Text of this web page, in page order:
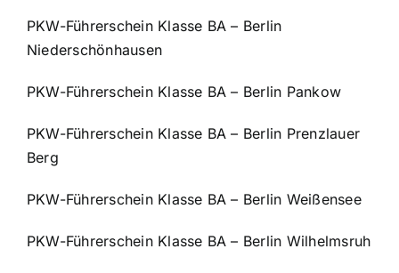
PKW-Führerschein Klasse BA – Berlin
Niederschönhausen
PKW-Führerschein Klasse BA – Berlin Pankow
PKW-Führerschein Klasse BA – Berlin Prenzlauer
Berg
PKW-Führerschein Klasse BA – Berlin Weißensee
PKW-Führerschein Klasse BA – Berlin Wilhelmsruh